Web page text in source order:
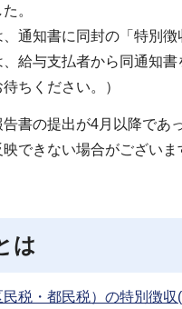
。
通知書に同封の「特別
給与支払者から同通知
ちください。）
書の提出が4月以降であ
できない場合がござい
は
税・都民税）の特別徴収